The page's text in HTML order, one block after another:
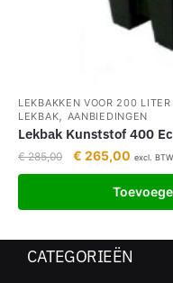
LEKBAKKEN VOOR 200 LITER
LEKBAK, AANBIEDINGEN
Lekbak Kunststof 400
€285,00 € 265,00 excl. BTW
CATEGORIEËN